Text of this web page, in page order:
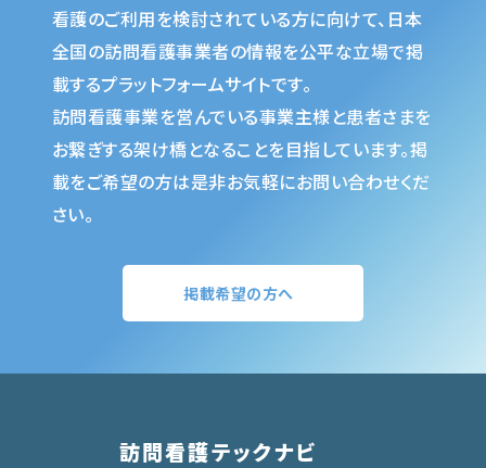
看護のご利用を検討されている方に向けて、日本
全国の訪問看護事業者の情報を公平な立場で掲
載するプラットフォームサイトです。
訪問看護事業を営んでいる事業主様と患者さまを
お繋ぎする架け橋となることを目指しています。掲
載をご希望の方は是非お気軽にお問い合わせくだ
さい。
掲載希望の方へ
訪問看護テックナビ